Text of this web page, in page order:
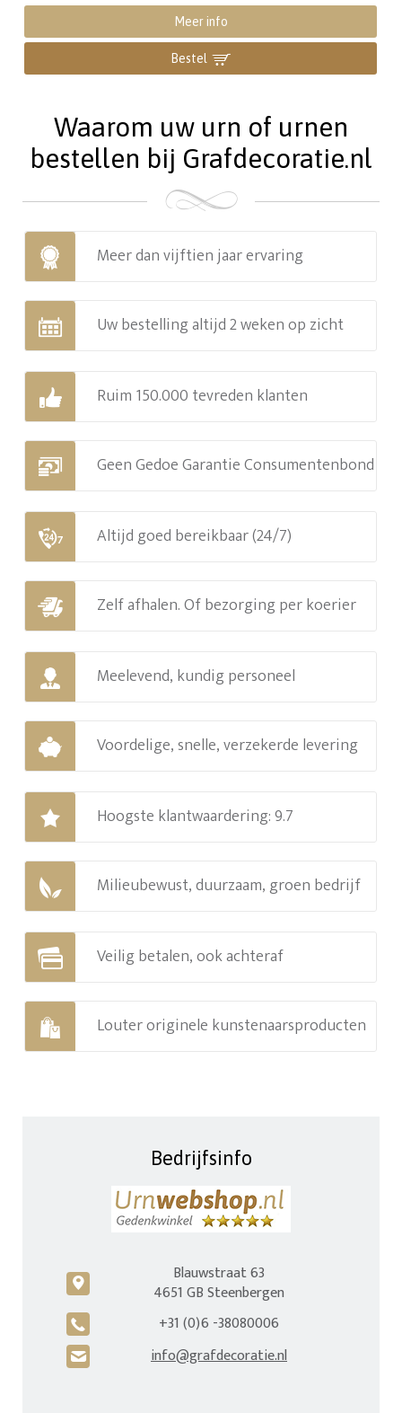
Meer info
Bestel
Waarom uw urn of urnen
bestellen bij Grafdecoratie.nl
Meer dan vijftien jaar ervaring
Uw bestelling altijd 2 weken op zicht
Ruim 150.000 tevreden klanten
Geen Gedoe Garantie Consumentenbond
Altijd goed bereikbaar (24/7)
Zelf afhalen. Of bezorging per koerier
Meelevend, kundig personeel
Voordelige, snelle, verzekerde levering
Hoogste klantwaardering: 9.7
Milieubewust, duurzaam, groen bedrijf
Veilig betalen, ook achteraf
Louter originele kunstenaarsproducten
Bedrijfsinfo
c
Blauwstraat 63
4651 GB Steenbergen
A +31 (0)6 -38080006
H info@grafdecoratie.nl